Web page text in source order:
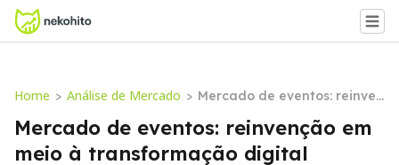
Home > Análise de Mercado > Mercado de eventos: reinven
ção em meio à transformaç
ão digital
Mercado de eventos: reinvenção em
meio à transformação digital